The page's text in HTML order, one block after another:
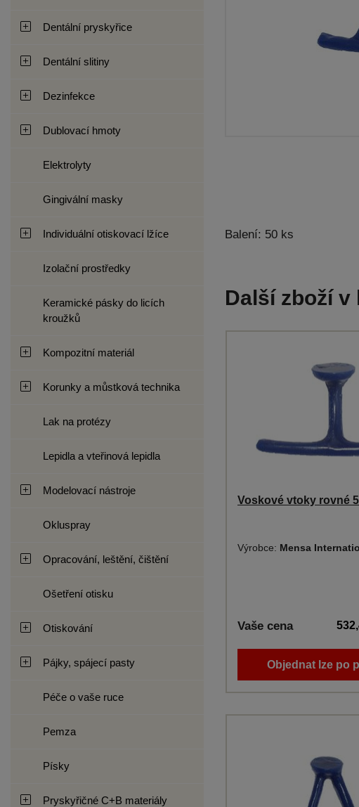
Dentální pryskyřice
Dentální slitiny
Dezinfekce
Dublovací hmoty
Elektrolyty
Gingivální masky
Individuální otiskovací lžíce
Izolační prostředky
Keramické pásky do licích
kroužků
Kompozitní materiál
Korunky a můstková technika
Lak na protézy
Lepidla a vteřinová lepidla
Modelovací nástroje
Okluspray
Opracování, leštění, čištění
Ošetření otisku
Otiskování
Pájky, spájecí pasty
Péče o vaše ruce
Pemza
Písky
Pryskyřičné C+B materiály
Balení: 50 ks
Další zboží v
Voskové vtoky rovné
Výrobce: Mensa
Vaše cena
Objednat lze po